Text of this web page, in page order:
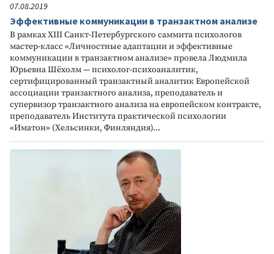
07.08.2019
Эффективные коммуникации в транзактном анализе
В рамках XIII Санкт-Петербургского саммита психологов
мастер-класс «Личностные адаптации и эффективные
коммуникации в транзактном анализе» провела Людмила
Юрьевна Шёхолм — психолог-психоаналитик,
сертифицированный транзактный аналитик Европейской
ассоциации транзактного анализа, преподаватель и
супервизор транзактного анализа на европейском контракте,
преподаватель Института практической психологии
«Иматон» (Хельсинки, Финляндия)...